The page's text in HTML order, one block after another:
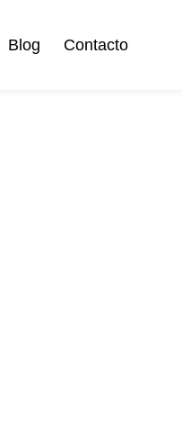
Blog Contacto